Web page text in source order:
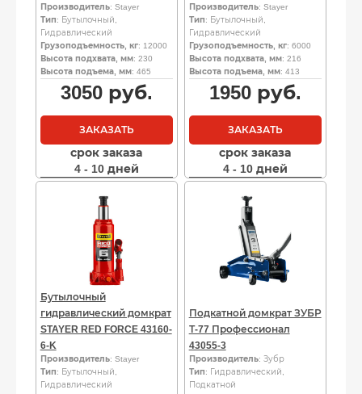
Производитель: Stayer
Тип: Бутылочный,
Гидравлический
Грузоподъемность, кг: 12000
Высота подхвата, мм: 230
Высота подъема, мм: 465
3050руб.
ЗАКАЗАТЬ
срок заказа
4 - 10 дней
Производитель: Stayer
Тип: Бутылочный,
Гидравлический
Грузоподъемность, кг: 6000
Высота подхвата, мм: 216
Высота подъема, мм: 413
1950руб.
ЗАКАЗАТЬ
срок заказа
4 - 10 дней
Бутылочный
гидравлический домкрат
STAYER RED FORCE 43160-
6-K
Производитель: Stayer
Тип: Бутылочный,
Гидравлический
Подкатной домкрат ЗУБР
Т-77 Профессионал
43055-3
Производитель: Зубр
Тип: Гидравлический,
Подкатной